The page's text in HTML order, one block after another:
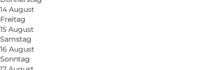
14 August
Freitag
15 August
Samstag
16 August
Sonntag